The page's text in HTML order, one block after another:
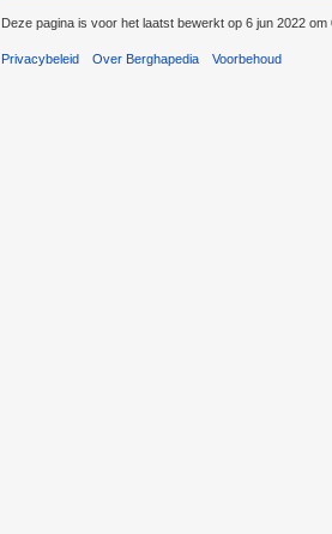
Deze pagina is voor het laatst bewerkt op 6 jun 2022 om
Privacybeleid Over Berghapedia Voorbehoud